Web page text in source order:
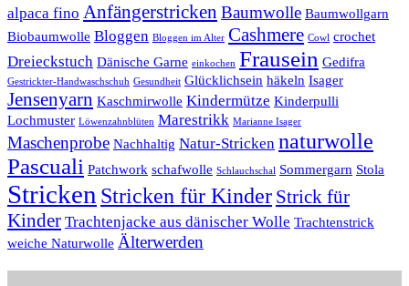
alpaca fino Anfängerstricken Baumwolle Baumwollgarn
Biobaumwolle Bloggen Bloggen im Alter Cashmere Cowl crochet
Dreieckstuch Dänische Garne einkochen Frausein Gedifra
Gestrickter-Handwaschschuh Gesundheit Glücklichsein häkeln Isager
Jensenyarn Kaschmirwolle Kindermütze Kinderpulli
Lochmuster Löwenzahnblüten Marestrikk Marianne Isager
Maschenprobe Nachhaltig Natur-Stricken naturwolle
Pascuali Patchwork schafwolle Schlauchschal Sommergarn Stola
Stricken Stricken für Kinder Strick für
Kinder Trachtenjacke aus dänischer Wolle Trachtenstrick
weiche Naturwolle Älterwerden